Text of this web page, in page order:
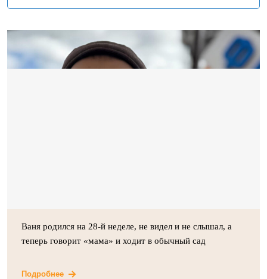
Ваня родился на 28-й неделе, не видел и не слышал, а
теперь говорит «мама» и ходит в обычный сад
Подробнее